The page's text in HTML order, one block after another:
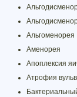
Альгоменорея
Аменорея
Апоплексия
Атрофия